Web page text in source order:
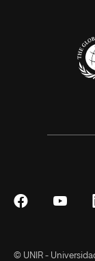
Síguenos
© UNIR -